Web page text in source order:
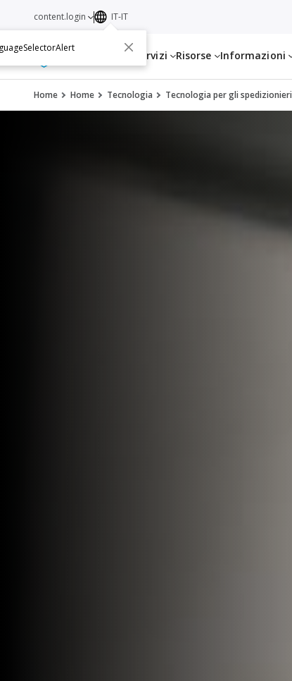
Servizi Risorse Informazioni
content.login IT-IT
Home Home Tecnologia Tecnologia per gli spedizionieri